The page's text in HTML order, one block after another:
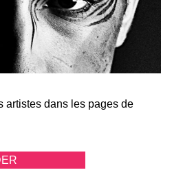
artistes dans les pages de